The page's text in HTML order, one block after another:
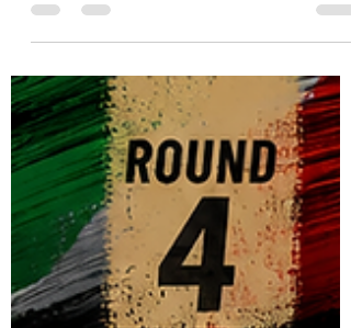
Philippe
24 juin
3 min de lecture
Le Mans Classic Legend : une nouvelle
page de l’histoire automobile s’écrit
dans la Sarthe
Ce week-end, le Circuit des 24 Heures du
Mans accueillera la toute première édition de
Le Mans Classic Legend, un événement